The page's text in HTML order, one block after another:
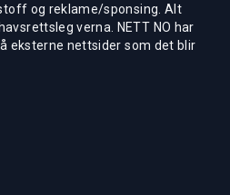
og reklame/sponsing. Alt
verna. NETT NO har
eksterne nettsider som det blir